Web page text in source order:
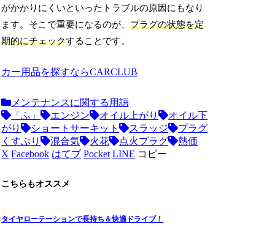
がかかりにくいといったトラブルの原因にもなり
ます。そこで重要になるのが、プラグの状態を定
期的にチェックすることです。
カー用品を探すならCARCLUB
メンテナンスに関する用語
「ふ」
エンジン オイル上がり
オイル下
がり
ショートサーキット スラッジ
プラグ
くすぶり
混合気 火花 点火プラグ
熱価
X Facebook はてブ Pocket LINE コピー
こちらもオススメ
タイヤローテーションで長持ち＆快適ドライブ！